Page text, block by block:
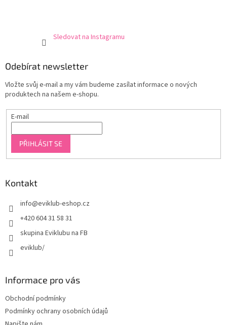
Sledovat na Instagramu
Odebírat newsletter
Vložte svůj e-mail a my vám budeme zasílat informace o nových
produktech na našem e-shopu.
E-mail
PŘIHLÁSIT SE
Kontakt
info@eviklub-eshop.cz
+420 604 31 58 31
skupina Eviklubu na FB
eviklub/
Informace pro vás
Obchodní podmínky
Podmínky ochrany osobních údajů